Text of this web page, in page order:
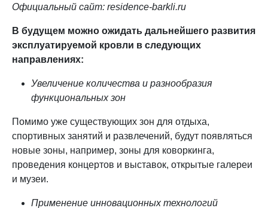
Официальный сайт: residence-barkli.ru
В будущем можно ожидать дальнейшего развития
эксплуатируемой кровли в следующих
направлениях:
Увеличение количества и разнообразия
функциональных зон
Помимо уже существующих зон для отдыха,
спортивных занятий и развлечений, будут появляться
новые зоны, например, зоны для коворкинга,
проведения концертов и выставок, открытые галереи
и музеи.
Применение инновационных технологий